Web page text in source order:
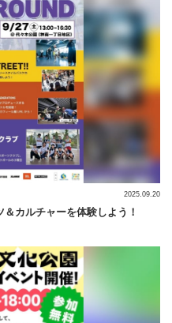
カルチャーを体験しよう！
2025.09.20